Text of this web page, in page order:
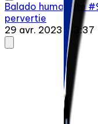
Balado humaniste
pervertie
29 avr. 2023
1:13:37